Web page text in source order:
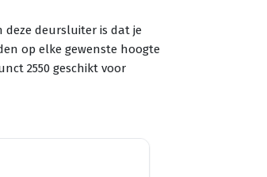
deze deursluiter is dat je
op elke gewenste hoogte
2550 geschikt voor